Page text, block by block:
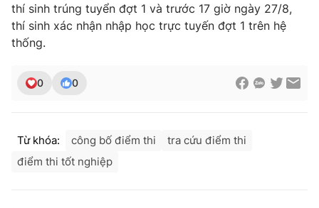
thí sinh trúng tuyển đợt 1 và trước 17 giờ ngày 27/8,
thí sinh xác nhận nhập học trực tuyến đợt 1 trên hệ
thống.
0 0
Từ khóa: công bố điểm thi
tra cứu điểm thi
điểm thi tốt nghiệp